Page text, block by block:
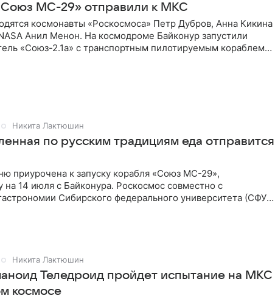
МС-29» отправили к МКС
космонавты «Роскосмоса» Петр Дубров, Анна Кикина
Анил Менон. На космодроме Байконур запустили
«Союз-2.1а» с транспортным пилотируемым кораблем
Никита Лактюшин
по русским традициям еда отправится
приурочена к запуску корабля «Союз МС-29»,
на 14 июля с Байконура. Роскосмос совместно с
Сибирского федерального университета (СФУ)
Никита Лактюшин
Теледроид пройдет испытание на МКС
космосе